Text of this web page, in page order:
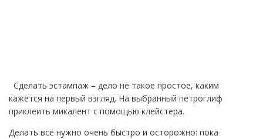
Сделать эстампаж – дело не такое простое, каким
кажется на первый взгляд. На выбранный петроглиф
приклеить микалент с помощью клейстера.
Делать всё нужно очень быстро и осторожно: пока